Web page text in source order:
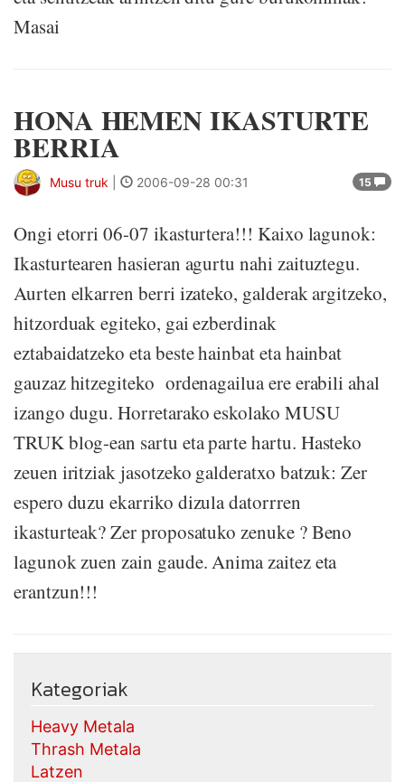
Masai
HONA HEMEN IKASTURTE
BERRIA
15
Musu truk 2006-09-28 00:31
Ongi etorri 06-07 ikasturtera!!! Kaixo lagunok:
Ikasturtearen hasieran agurtu nahi zaituztegu.
Aurten elkarren berri izateko, galderak argitzeko,
hitzorduak egiteko, gai ezberdinak
eztabaidatzeko eta beste hainbat eta hainbat
gauzaz hitzegiteko ordenagailua ere erabili ahal
izango dugu. Horretarako eskolako MUSU
TRUK blog-ean sartu eta parte hartu. Hasteko
zeuen iritziak jasotzeko galderatxo batzuk: Zer
espero duzu ekarriko dizula datorrren
ikasturteak? Zer proposatuko zenuke ? Beno
lagunok zuen zain gaude. Anima zaitez eta
erantzun!!!
Kategoriak
Heavy Metala
Thrash Metala
Latzen